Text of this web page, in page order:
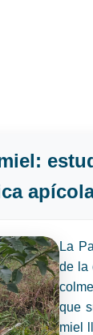
La
de la
que
miel